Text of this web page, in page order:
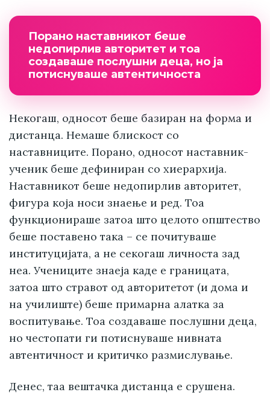
Порано наставникот беше
недопирлив авторитет и тоа
создаваше послушни деца, но ја
потиснуваше автентичноста
Некогаш, односот беше базиран на форма и
дистанца. Немаше блискост со
наставниците. Порано, односот наставник-
ученик беше дефиниран со хиерархија.
Наставникот беше недопирлив авторитет,
фигура која носи знаење и ред. Тоа
функционираше затоа што целото општество
беше поставено така – се почитуваше
институцијата, а не секогаш личноста зад
неа. Учениците знаеја каде е границата,
затоа што стравот од авторитетот (и дома и
на училиште) беше примарна алатка за
воспитување. Тоа создаваше послушни деца,
но честопати ги потиснуваше нивната
автентичност и критичко размислување.
Денес, таа вештачка дистанца е срушена.